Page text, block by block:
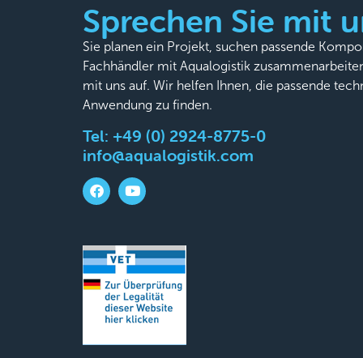
Sprechen Sie mit
Sie planen ein Projekt, suchen passende
Fachhändler mit Aqualogistik
mit uns auf. Wir helfen Ihnen, die passende
Anwendung zu finden.
Tel: +49 (0) 2924-8775-0
info@aqualogistik.com